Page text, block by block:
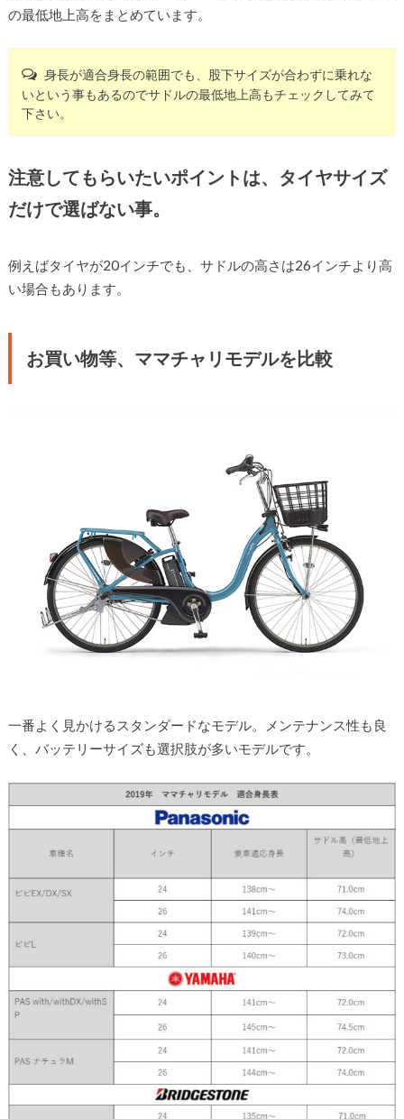
の最低地上高をまとめています。
身長が適合身長の範囲でも、股下サイズが合わずに乗れな
いという事もあるのでサドルの最低地上高もチェックしてみて
下さい。
注意してもらいたいポイントは、タイヤサイズ
だけで選ばない事。
例えばタイヤが20インチでも、サドルの高さは26インチより高
い場合もあります。
お買い物等、ママチャリモデルを比較
一番よく見かけるスタンダードなモデル。メンテナンス性も良
く、バッテリーサイズも選択肢が多いモデルです。